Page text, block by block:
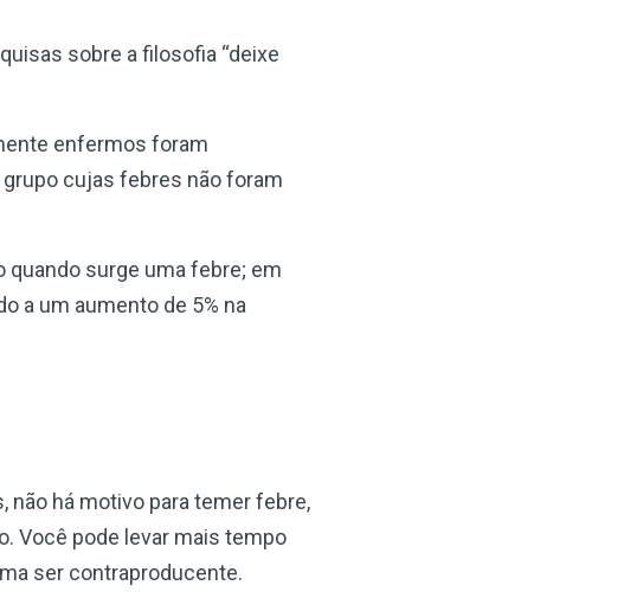
sobre a filosofia “deixe
enfermos foram
cujas febres não foram
quando surge uma febre; em
a um aumento de 5% na
não há motivo para temer febre,
Você pode levar mais tempo
ser contraproducente.